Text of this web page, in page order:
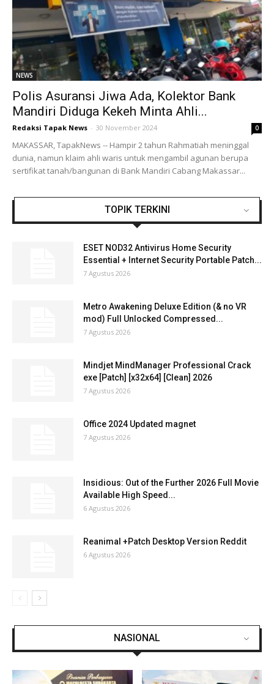
NEWS
Polis Asuransi Jiwa Ada, Kolektor Bank
Mandiri Diduga Kekeh Minta Ahli...
Redaksi Tapak News - 30 November 2024 0
MAKASSAR, TapakNews -- Hampir 2 tahun Rahmatiah meninggal
dunia, namun klaim ahli waris untuk mengambil agunan berupa
sertifikat tanah/bangunan di Bank Mandiri Cabang Makassar...
TOPIK TERKINI
ESET NOD32 Antivirus Home Security
Essential + Internet Security Portable Patch...
7 Agustus 2026
Metro Awakening Deluxe Edition (& no VR
mod) Full Unlocked Compressed...
7 Agustus 2026
Mindjet MindManager Professional Crack
exe [Patch] [x32x64] [Clean] 2026
7 Agustus 2026
Office 2024 Updated magnet
7 Agustus 2026
Insidious: Out of the Further 2026 Full Movie
Available High Speed...
6 Agustus 2026
Reanimal +Patch Desktop Version Reddit
6 Agustus 2026
NASIONAL